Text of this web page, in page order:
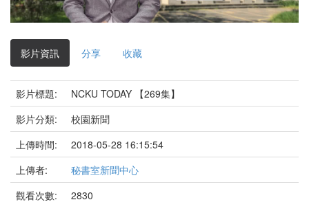
影
影片資訊 分享 收藏
影片標題:
NCKU TODAY 【269集】
影片分類:
校園新聞
上傳時間:
2018-05-28 16:15:54
上傳者:
秘書室新聞中心
觀看次數:
2830